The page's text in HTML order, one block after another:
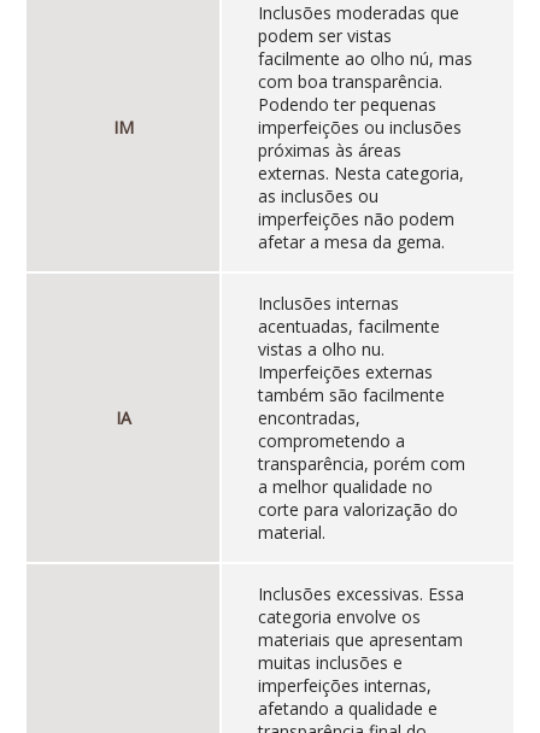
IM
Inclusões moderadas que
podem ser vistas
facilmente ao olho nú, mas
com boa transparência.
Podendo ter pequenas
imperfeições ou inclusões
próximas às áreas
externas. Nesta categoria,
as inclusões ou
imperfeições não podem
afetar a mesa da gema.
IA
Inclusões internas
acentuadas, facilmente
vistas a olho nu.
Imperfeições externas
também são facilmente
encontradas,
comprometendo a
transparência, porém com
a melhor qualidade no
corte para valorização do
material.
Inclusões excessivas. Essa
categoria envolve os
materiais que apresentam
muitas inclusões e
imperfeições internas,
afetando a qualidade e